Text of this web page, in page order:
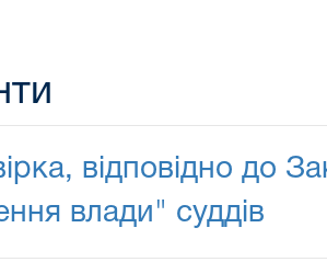
відповідно до
влади" суддів